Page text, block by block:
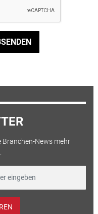
Branchen-News mehr